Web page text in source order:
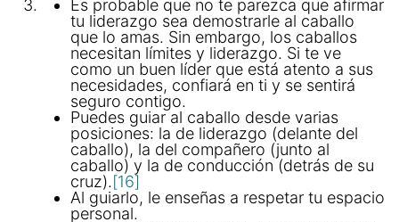
Es probable que no te parezca que afirmar
tu liderazgo sea demostrarle al caballo
que lo amas. Sin embargo, los caballos
necesitan límites y liderazgo. Si te ve
como un buen líder que está atento a sus
necesidades, confiará en ti y se sentirá
seguro contigo.
Puedes guiar al caballo desde varias
posiciones: la de liderazgo (delante del
caballo), la del compañero (junto al
caballo) y la de conducción (detrás de su
cruz).[16]
Al guiarlo, le enseñas a respetar tu espacio
personal.